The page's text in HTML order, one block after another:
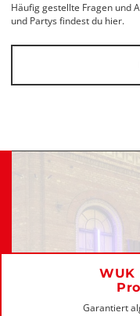
Häufig gestellte Fragen und
und Partys findest du hier.
Garantiert